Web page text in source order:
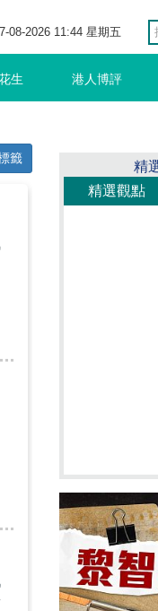
08-2026 11:44 星期五
生 港人博評
籤
精
精選觀點